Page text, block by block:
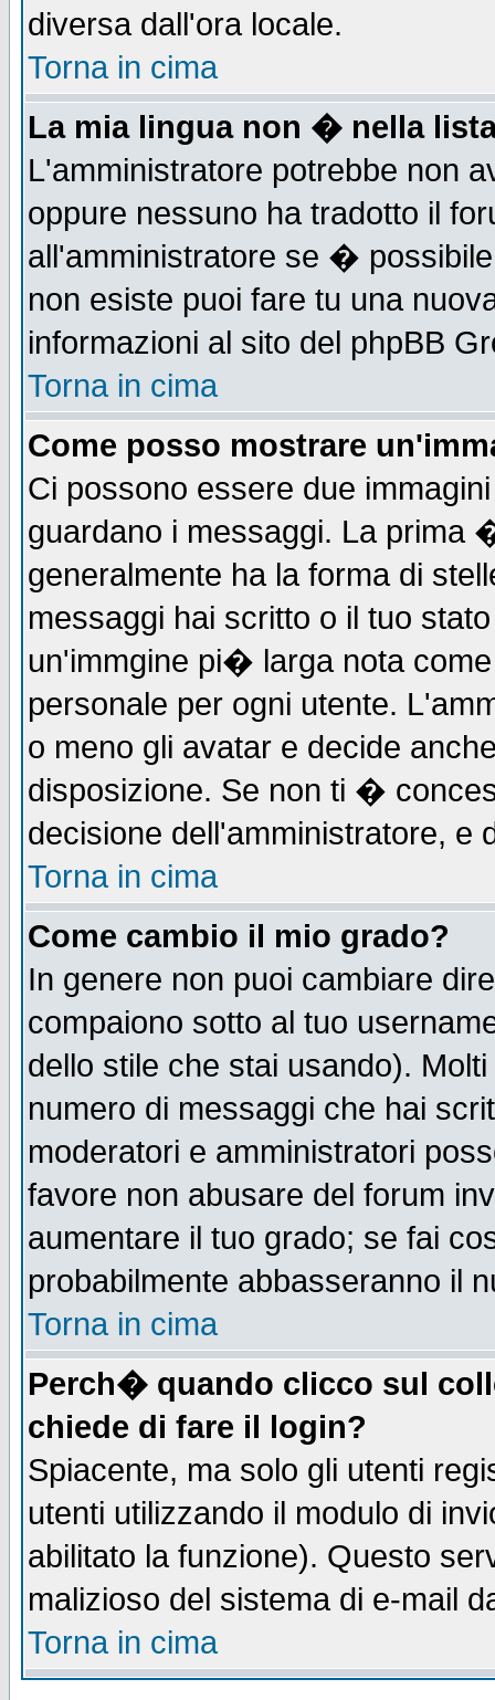
diversa dall'ora locale.
Torna in cima
La mia lingua non � nella
L'amministratore potrebbe non
oppure nessuno ha tradotto il
all'amministratore se �
non esiste puoi fare tu una
informazioni al sito del phpBB
Torna in cima
Come posso mostrare
Ci possono essere due
guardano i messaggi. La prima
generalmente ha la forma di
messaggi hai scritto o il tuo
un'immgine pi� larga nota
personale per ogni utente.
o meno gli avatar e decide
disposizione. Se non ti �
decisione dell'amministratore, e
Torna in cima
Come cambio il mio grado?
In genere non puoi cambiare
compaiono sotto al tuo
dello stile che stai usando).
numero di messaggi che hai
moderatori e amministratori
favore non abusare del forum
aumentare il tuo grado; se fai
probabilmente abbasseranno il
Torna in cima
Perch� quando clicco sul
chiede di fare il login?
Spiacente, ma solo gli utenti
utenti utilizzando il modulo di
abilitato la funzione). Questo
malizioso del sistema di e-mail
Torna in cima